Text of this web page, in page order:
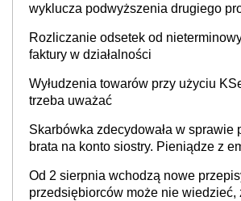
wyklucza podwyższenia drugiego
Rozliczanie odsetek od
faktury w działalności
Wyłudzenia towarów przy użyciu
trzeba uważać
Skarbówka zdecydowała w sprawie
brata na konto siostry. Pieniądze z
będzie
Od 2 sierpnia wchodzą nowe
przedsiębiorców może nie wiedzieć,